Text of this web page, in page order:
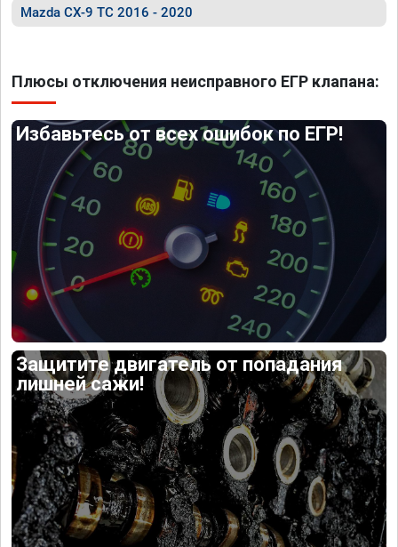
Mazda CX-9 TC 2016 - 2020
Плюсы отключения неисправного ЕГР клапана:
Избавьтесь от всех ошибок по ЕГР!
Защитите двигатель от попадания
лишней сажи!